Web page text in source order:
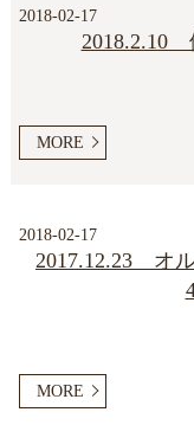
2018-02-17
2018.2.10
MORE
2018-02-17
2017.12.23 オ
MORE